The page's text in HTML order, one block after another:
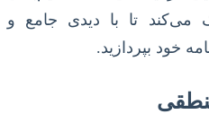
می‌کند تا با دیدی جامع و
خود بپردازید.